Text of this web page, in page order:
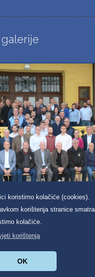
koristimo kolačiće (cookies).
korištenja stranice
kolačiće.
korištenja
OKDonja Dubrava All
pristupačnost